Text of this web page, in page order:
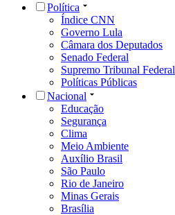
Política
Índice CNN
Governo Lula
Câmara dos Deputados
Senado Federal
Supremo Tribunal Federal
Políticas Públicas
Nacional
Educação
Segurança
Clima
Meio Ambiente
Auxílio Brasil
São Paulo
Rio de Janeiro
Minas Gerais
Brasília